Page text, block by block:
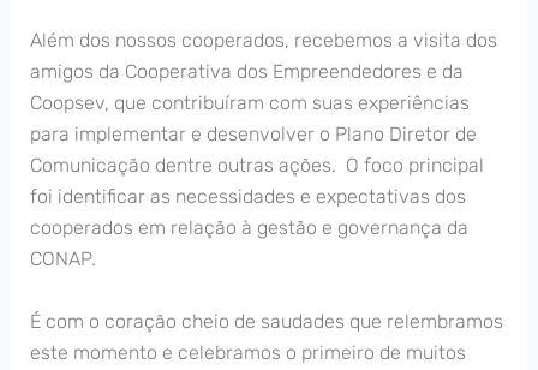
Além dos nossos cooperados, recebemos a visita dos
amigos da Cooperativa dos Empreendedores e da
Coopsev, que contribuíram com suas experiências
para implementar e desenvolver o Plano Diretor de
Comunicação dentre outras ações. O foco principal
foi identificar as necessidades e expectativas dos
cooperados em relação à gestão e governança da
CONAP.
É com o coração cheio de saudades que relembramos
este momento e celebramos o primeiro de muitos